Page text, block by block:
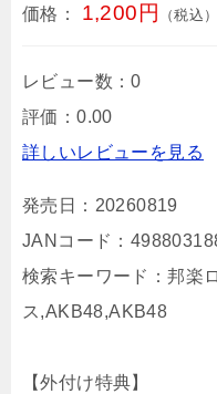
価格： 1,200円 （税込）
レビュー数：0
評価：0.00
詳しいレビューを見る
発売日：20260819
JANコード：
検索キーワード：邦楽
ス,AKB48,AKB48
【外付け特典】